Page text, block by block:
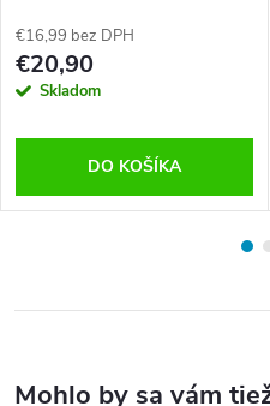
€16,99 bez DPH
€20,90
Skladom
DO KOŠÍKA